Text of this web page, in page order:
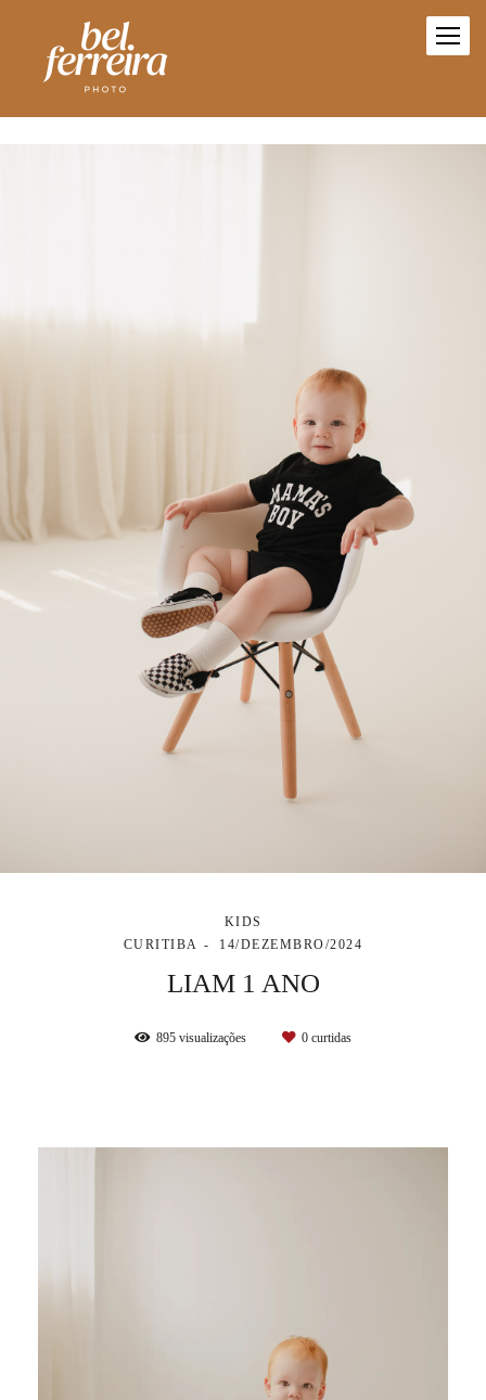
KIDS
CURITIBA
14/DEZEMBRO/2024
LIAM 1 ANO
895 visualizações 0 curtidas